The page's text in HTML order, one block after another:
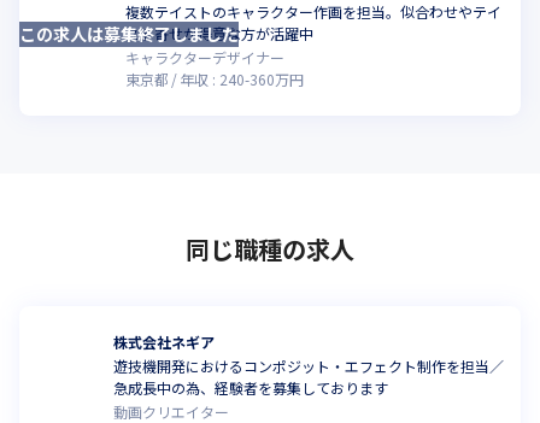
複数テイストのキャラクター作画を担当。似合わせやテイ
スト寄せが得意な方が活躍中
キャラクターデザイナー
東京都
年収 : 240-360万円
この求人は募集終了しました
同じ職種の求人
株式会社ネギア
遊技機開発におけるコンポジット・エフェクト制作を担当／
急成長中の為、経験者を募集しております
動画クリエイター